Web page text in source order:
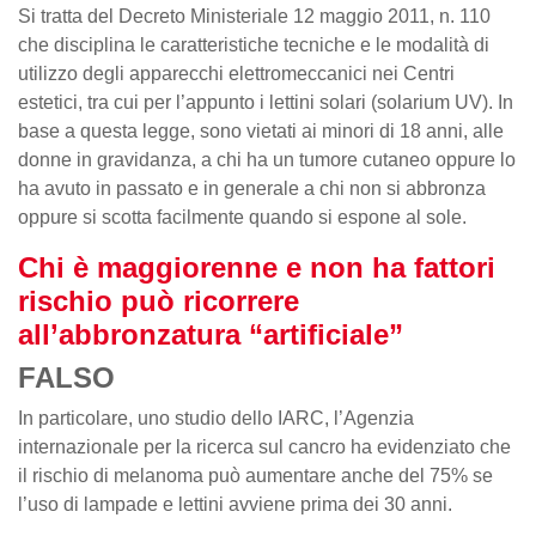
Si tratta del Decreto Ministeriale 12 maggio 2011, n. 110
che disciplina le caratteristiche tecniche e le modalità di
utilizzo degli apparecchi elettromeccanici nei Centri
estetici, tra cui per l’appunto i lettini solari (solarium UV). In
base a questa legge, sono vietati ai minori di 18 anni, alle
donne in gravidanza, a chi ha un tumore cutaneo oppure lo
ha avuto in passato e in generale a chi non si abbronza
oppure si scotta facilmente quando si espone al sole.
Chi è maggiorenne e non ha fattori
rischio può ricorrere
all’abbronzatura “artificiale”
FALSO
In particolare, uno studio dello IARC, l’Agenzia
internazionale per la ricerca sul cancro ha evidenziato che
il rischio di melanoma può aumentare anche del 75% se
l’uso di lampade e lettini avviene prima dei 30 anni.